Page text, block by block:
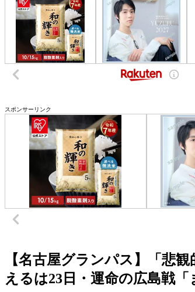
スポンサーリンク
【名古屋グランパス】「悲
えるは23日・運命の広島戦